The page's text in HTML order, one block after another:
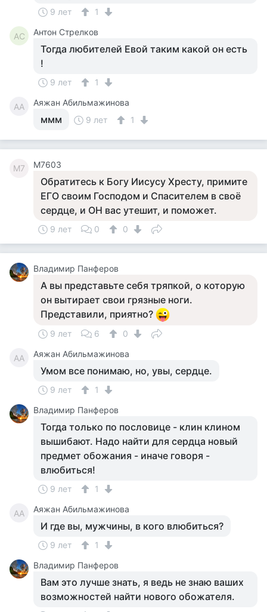
9 лет 1
АС Антон Стрелков
Тогда любителей Евой таким какой он есть
!
9 лет 1
АА Аяжан Абильмажинова
ммм 9 лет 1
M7 M7603
Обратитесь к Богу Иисусу Хресту, примите
ЕГО своим Господом и Спасителем в своё
сердце, и ОН вас утешит, и поможет.
9 лет 0 0
Владимир Панферов
А вы представьте себя тряпкой, о которую
он вытирает свои грязные ноги.
Представили, приятно?
9 лет 6 0
АА Аяжан Абильмажинова
Умом все понимаю, но, увы, сердце.
9 лет
1
Владимир Панферов
Тогда только по пословице - клин клином
вышибают. Надо найти для сердца новый
предмет обожания - иначе говоря -
влюбиться!
9 лет 1
АА Аяжан Абильмажинова
И где вы, мужчины, в кого влюбиться?
9 лет
1
Владимир Панферов
Вам это лучше знать, я ведь не знаю ваших
возможностей найти нового обожателя.